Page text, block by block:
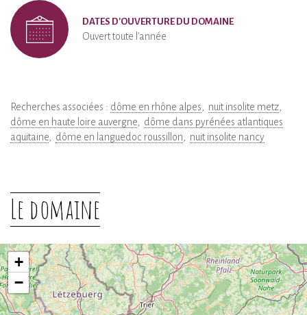
DATES D'OUVERTURE DU DOMAINE
Ouvert toute l'année
Recherches associées : dôme en rhône alpes
nuit insolite metz
dôme en haute loire auvergne
dôme dans pyrénées atlantiques
aquitaine
dôme en languedoc roussillon nuit insolite nancy
Le domaine
+
−